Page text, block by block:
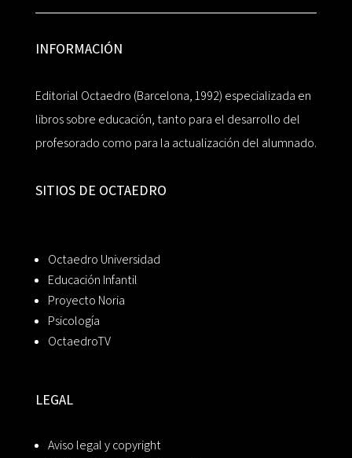
INFORMACIÓN
Editorial Octaedro (Barcelona, 1992) especializada en
libros sobre educación, tanto para el desarrollo del
profesorado como para la actualización del alumnado.
SITIOS DE OCTAEDRO
Octaedro Universidad
Educación Infantil
Proyecto Noria
Psicología
OctaedroTV
LEGAL
Aviso legal y copyright